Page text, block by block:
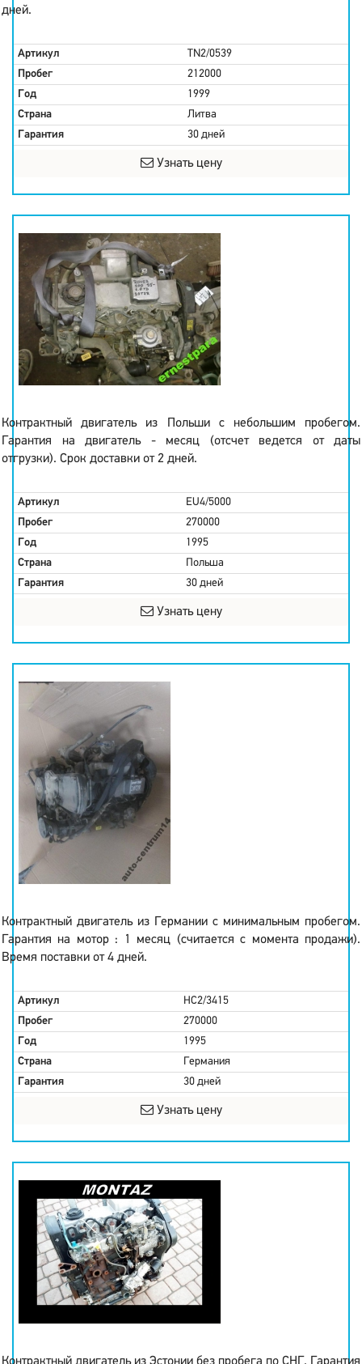
дней.
Артикул
TN2/0539
Пробег
212000
Год
1999
Страна
Литва
Гарантия
30 дней
Узнать цену
Контрактный двигатель из Польши с небольшим пробегом.
Гарантия на двигатель - месяц (отсчет ведется от даты
отгрузки). Срок доставки от 2 дней.
Артикул
EU4/5000
Пробег
270000
Год
1995
Страна
Польша
Гарантия
30 дней
Узнать цену
Контрактный двигатель из Германии с минимальным пробегом.
Гарантия на мотор : 1 месяц (считается с момента продажи).
Время поставки от 4 дней.
Артикул
HC2/3415
Пробег
270000
Год
1995
Страна
Германия
Гарантия
30 дней
Узнать цену